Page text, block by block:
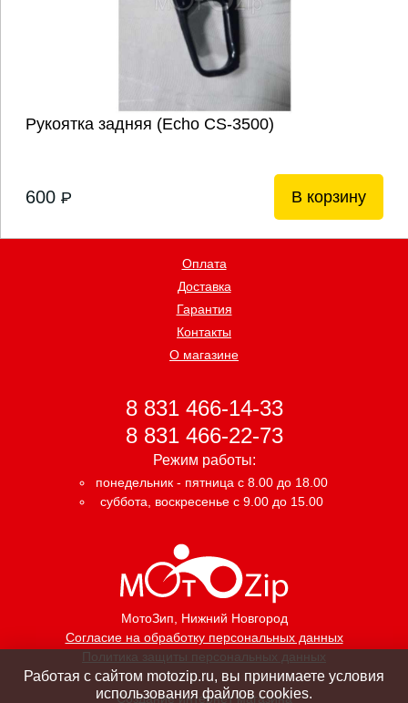
Рукоятка задняя (Echo CS-3500)
600 P В корзину
МотоЗип, Нижний Новгород
Согласие на обработку персональных данных
Политика защиты персональных данных
Оплата
Доставка
Гарантия
Контакты
О магазине
8 831 466-14-33
8 831 466-22-73
Режим работы:
понедельник - пятница с 8.00 до 18.00
суббота, воскресенье с 9.00 до 15.00
Создание интернет магазина
Работая с сайтом motozip.ru, вы принимаете условия
использования файлов cookies.